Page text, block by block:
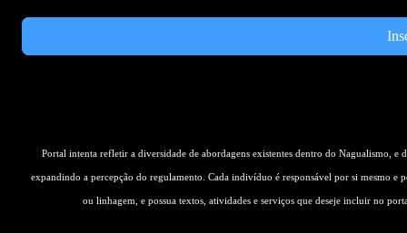
Portal intenta refletir a diversidade de abordagens existentes dentro do Nagualismo, e
expandindo a percepção do regulamento. Cada indivíduo é responsável por si mesmo
ou linhagem, e possua textos, atividades e serviços que deseje incluir no